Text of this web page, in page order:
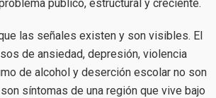
público, estructural y creciente.
las señales existen y son visibles. El
de ansiedad, depresión, violencia
de alcohol y deserción escolar no son
síntomas de una región que vive bajo